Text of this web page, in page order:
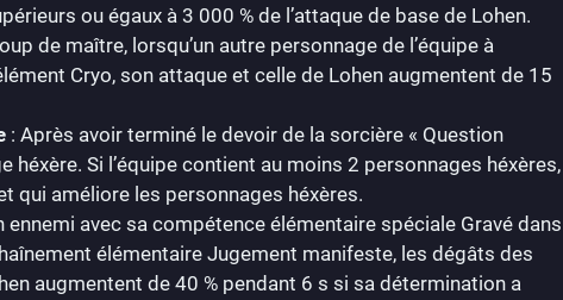
ou égaux à 3 000 % de l’attaque de base de Lohen.
de maître, lorsqu’un autre personnage de l’équipe à
Cryo, son attaque et celle de Lohen augmentent de 15
: Après avoir terminé le devoir de la sorcière « Question
héxère. Si l’équipe contient au moins 2 personnages héxères,
qui améliore les personnages héxères.
ennemi avec sa compétence élémentaire spéciale Gravé dans
élémentaire Jugement manifeste, les dégâts des
augmentent de 40 % pendant 6 s si sa détermination a